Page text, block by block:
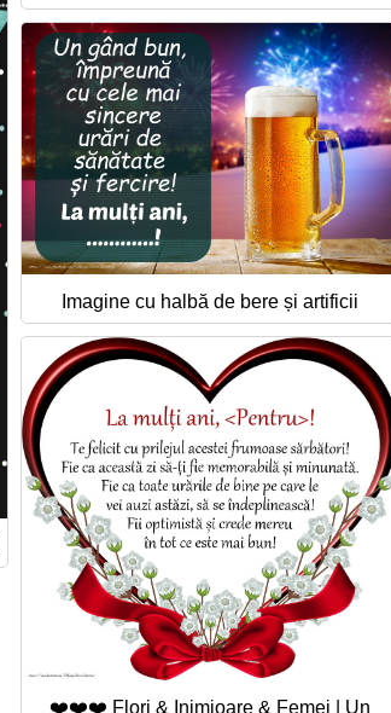
Imagine cu halbă de bere și artificii
❤️❤️❤️ Flori & Inimioare & Femei | Un